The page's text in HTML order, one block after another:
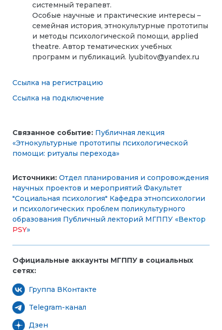
системный терапевт.
Особые научные и практические интересы –
семейная история, этнокультурные прототипы
и методы психологической помощи, applied
theatre. Автор тематических учебных
программ и публикаций. lyubitov@yandex.ru
Ссылка на регистрацию
Ссылка на подключение
Связанное событие: Публичная лекция
«Этнокультурные прототипы психологической
помощи: ритуалы перехода»
Источники: Отдел планирования и сопровождения
научных проектов и мероприятий Факультет
"Социальная психология" Кафедра этнопсихологии
и психологических проблем поликультурного
образования Публичный лекторий МГППУ «Вектор
PSY»
Официальные аккаунты МГППУ в социальных
сетях:
Группа ВКонтакте
Telegram-канал
Дзен